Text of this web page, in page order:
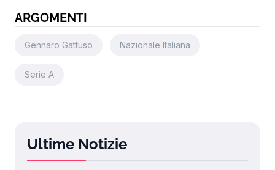
ARGOMENTI
Gennaro Gattuso Nazionale Italiana
Serie A
Ultime Notizie